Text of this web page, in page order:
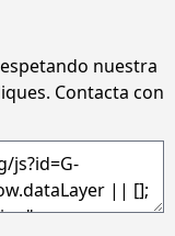
nuestra
Contacta con